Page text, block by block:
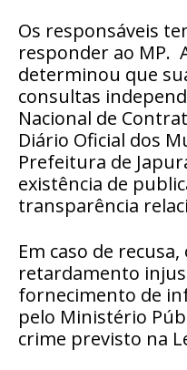
Os responsáveis
responder ao MP.
determinou que
consultas
Nacional de
Diário Oficial dos
Prefeitura de
existência de
transparência
Em caso de
retardamento
fornecimento de
pelo Ministério
crime previsto na